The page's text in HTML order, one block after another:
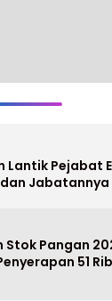
Lantik Pejabat
Jabatannya
Stok Pangan
51